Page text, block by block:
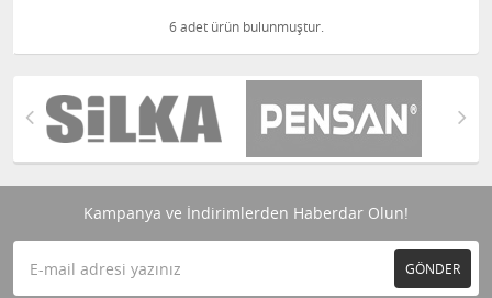
6 adet ürün bulunmuştur.
Kampanya ve İndirimlerden Haberdar Olun!
GÖNDER